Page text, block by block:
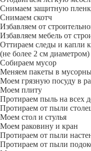
Снимаем защитную
Снимаем скотч
Избавляем от
Избавляем мебель от
Оттираем следы и капли
(не более 2 см диаметром)
Собираем мусор
Меняем пакеты в
Моем грязную посуду в
Моем плиту
Протираем пыль на всех
Протираем от пыли
Моем стол и стулья
Моем раковину и кран
Протираем от пыли
Протираем от пыли